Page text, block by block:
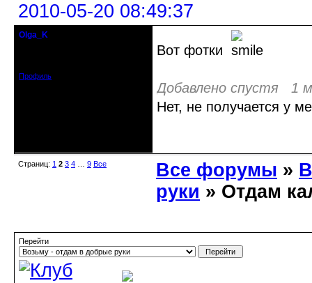
2010-05-20 08:49:37
Olga_K
Профиль
Вот фотки
Добавлено спустя 1
Нет, не получается у
Страниц: 1 2 3 4 9 Все Все форумы »
руки » Отдам
Перейти